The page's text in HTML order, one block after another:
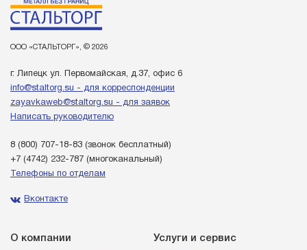
ООО «СТАЛЬТОРГ», © 2026
г. Липецк ул. Первомайская, д.37, офис 6
info@staltorg.su - для корреспонденции
zayavkaweb@staltorg.su - для заявок
Написать руководителю
8 (800) 707-18-83 (звонок бесплатный)
+7 (4742) 232-787 (многоканальный)
Телефоны по отделам
Вконтакте
О компании Услуги и сервис